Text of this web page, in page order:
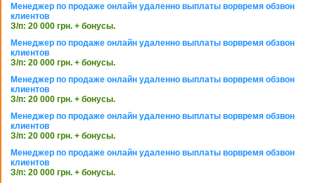
Менеджер по продаже онлайн удаленно выплаты ворвремя обзвон
клиентов
З/п: 20 000 грн. + бонусы.
Менеджер по продаже онлайн удаленно выплаты ворвремя обзвон
клиентов
З/п: 20 000 грн. + бонусы.
Менеджер по продаже онлайн удаленно выплаты ворвремя обзвон
клиентов
З/п: 20 000 грн. + бонусы.
Менеджер по продаже онлайн удаленно выплаты ворвремя обзвон
клиентов
З/п: 20 000 грн. + бонусы.
Менеджер по продаже онлайн удаленно выплаты ворвремя обзвон
клиентов
З/п: 20 000 грн. + бонусы.